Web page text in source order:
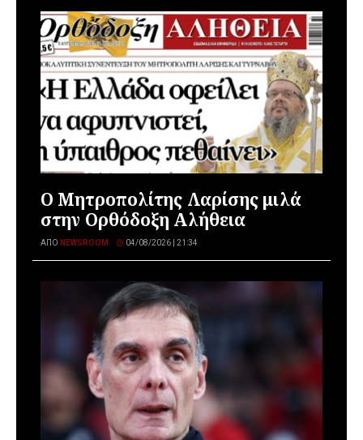
Ο Μητροπολίτης Λαρίσης μιλά
στην Ορθόδοξη Αλήθεια
ΑΠΌ NEWSROOM 04/08/2026 | 21:34